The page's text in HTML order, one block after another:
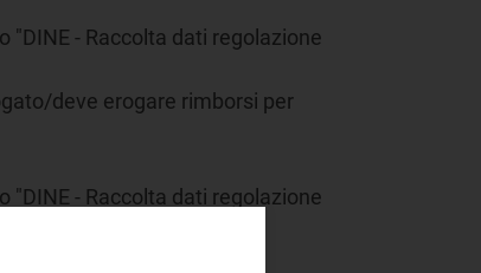
"DINE - Raccolta dati regolazione
deve erogare rimborsi per
"DINE - Raccolta dati regolazione